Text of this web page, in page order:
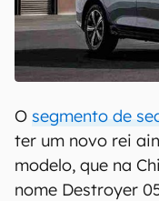
O segmento de
ter um novo rei
modelo, que na
nome Destroyer